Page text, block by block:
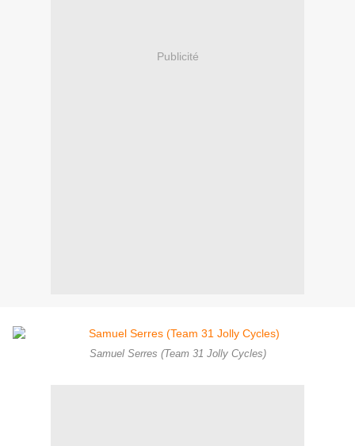
Publicité
Samuel Serres (Team 31 Jolly Cycles)